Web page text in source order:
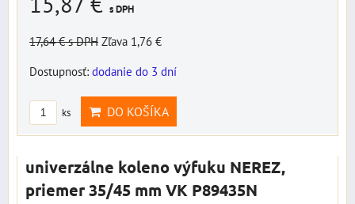
s DPH
17,64 €s DPH Zľava 1,76 €
Dostupnosť: dodanie do 3 dní
ks DO KOŠÍKA
univerzálne koleno výfuku NEREZ,
priemer 35/45 mm VK P89435N